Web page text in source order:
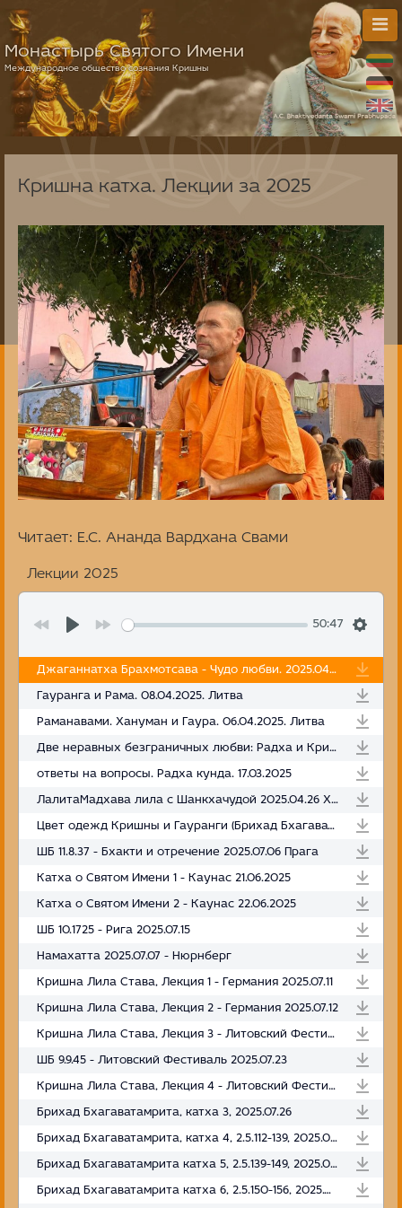
Монастырь Святого Имени
Международное общество сознания Кришны
Кришна катха. Лекции за 2025
Читает: Е.С. Ананда Вардхана Свами
Лекции 2025
50:47
Джаганнатха Брахмотсава - Чудо любви. 2025.04.20. Таллинн
Гауранга и Рама. 08.04.2025. Литва
Раманавами. Хануман и Гаура. 06.04.2025. Литва
Две неравных безграничных любви: Радха и Кришна. Радха кунда. 22.03.2025
ответы на вопросы. Радха кунда. 17.03.2025
ЛалитаМадхава лила с Шанкхачудой 2025.04.26 Хельсинки
Цвет одежд Кришны и Гауранги (Брихад Бхагаватамрита 2.6.97)
ШБ 11.8.37 - Бхакти и отречение 2025.07.06 Прага
Катха о Святом Имени 1 - Каунас 21.06.2025
Катха о Святом Имени 2 - Каунас 22.06.2025
ШБ 10.1725 - Рига 2025.07.15
Намахатта 2025.07.07 - Нюрнберг
Кришна Лила Става, Лекция 1 - Германия 2025.07.11
Кришна Лила Става, Лекция 2 - Германия 2025.07.12
Кришна Лила Става, Лекция 3 - Литовский Фестиваль 2025.07.22
ШБ 9.9.45 - Литовский Фестиваль 2025.07.23
Кришна Лила Става, Лекция 4 - Литовский Фестиваль 2025.07.24
Брихад Бхагаватамрита, катха 3, 2025.07.26
Брихад Бхагаватамрита, катха 4, 2.5.112-139, 2025.08.02
Брихад Бхагаватамрита катха 5, 2.5.139-149, 2025.08.02
Брихад Бхагаватамрита катха 6, 2.5.150-156, 2025.08.09